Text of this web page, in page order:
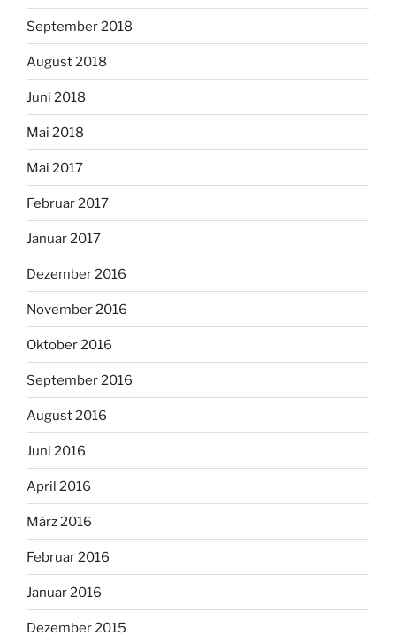
September 2018
August 2018
Juni 2018
Mai 2018
Mai 2017
Februar 2017
Januar 2017
Dezember 2016
November 2016
Oktober 2016
September 2016
August 2016
Juni 2016
April 2016
März 2016
Februar 2016
Januar 2016
Dezember 2015